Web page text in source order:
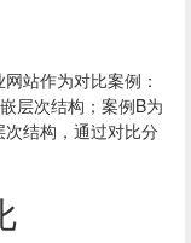
站作为对比案例：
层次结构；案例B为
结构，通过对比分